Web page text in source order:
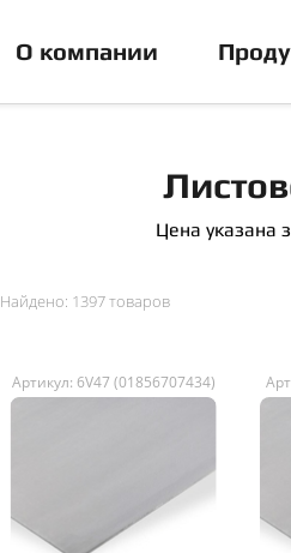
О компании
Цена указана
Найдено: 1397 товаров
Артикул: 6V47 (01856707434)